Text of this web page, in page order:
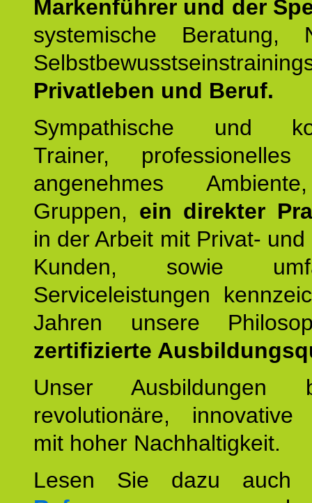
Markenführer und der
systemische Beratung,
Privatleben und Beruf.
Sympathische und
Trainer, professionelles
angenehmes
Gruppen, ein direkter
in der Arbeit mit Privat-
Kunden, sowie
Serviceleistungen
Jahren unsere
zertifizierte
Unser Ausbildungen
revolutionäre, innovative
mit hoher Nachhaltigkeit.
Lesen Sie dazu